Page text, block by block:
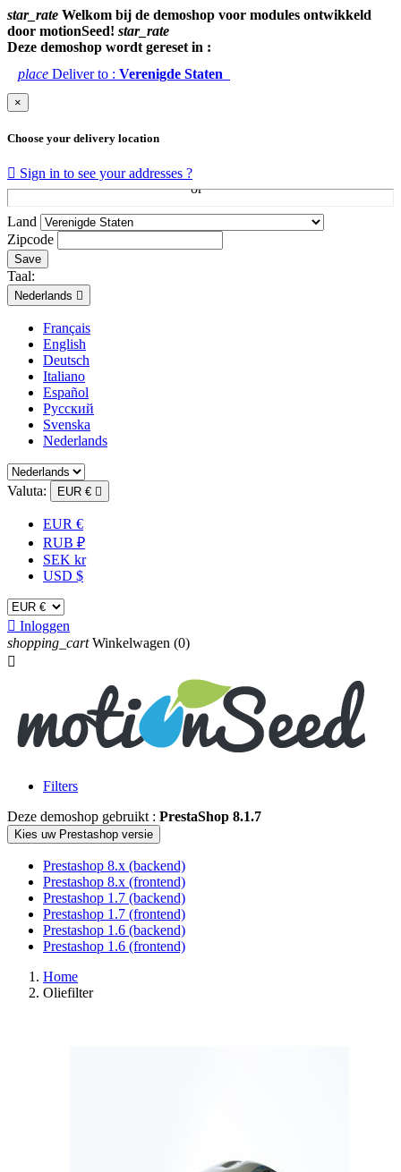
star_rate Welkom bij de demoshop voor modules ontwikkeld
door motionSeed! star_rate
Deze demoshop wordt gereset in :
place Deliver to : Verenigde Staten
×
Choose your delivery location
 Sign in to see your addresses ?
Land
Zipcode
Save
Taal:
Nederlands 
Français
English
Deutsch
Italiano
Español
Русский
Svenska
Nederlands
Valuta: EUR € 
EUR €
RUB ₽
SEK kr
USD $
 Inloggen
shopping_cart Winkelwagen (0)

Filters
Deze demoshop gebruikt : PrestaShop 8.1.7
Kies uw Prestashop versie
Prestashop 8.x (backend)
Prestashop 8.x (frontend)
Prestashop 1.7 (backend)
Prestashop 1.7 (frontend)
Prestashop 1.6 (backend)
Prestashop 1.6 (frontend)
Home
Oliefilter